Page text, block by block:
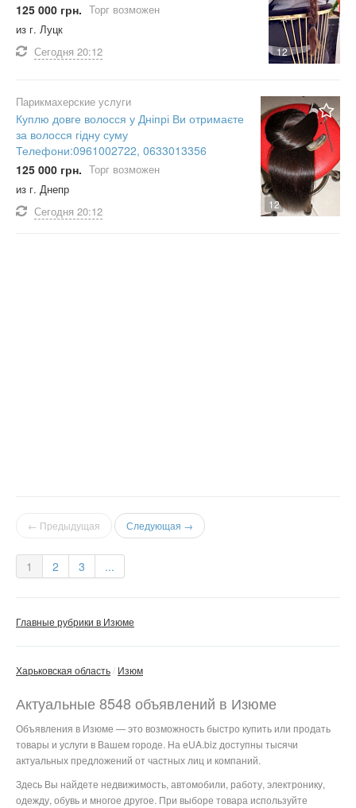
12
125 000 грн. Торг возможен
из г. Луцк
Сегодня 20:12
12
Парикмахерские услуги
Куплю довге волосся у Дніпрі Ви отримаєте
за волосся гідну суму
Телефони:0961002722, 0633013356
125 000 грн. Торг возможен
из г. Днепр
Сегодня 20:12
← Предыдущая Следующая →
1 2 3 ...
Главные рубрики в Изюме
Харьковская область Изюм
Актуальные 8548 объявлений в Изюме
Объявления в Изюме — это возможность быстро купить или продать
товары и услуги в Вашем городе. На eUA.biz доступны тысячи
актуальных предложений от частных лиц и компаний.
Здесь Вы найдете недвижимость, автомобили, работу, электронику,
одежду, обувь и многое другое. При выборе товара используйте